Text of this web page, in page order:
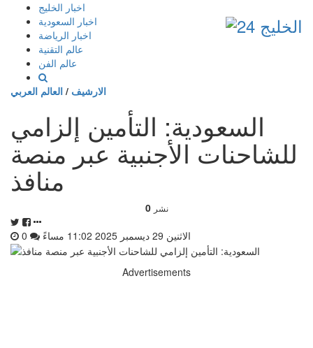
إذهب
المحتوى
اخبار الخليج
اخبار السعودية
اخبار الرياضة
عالم التقنية
عالم الفن
الارشيف / العالم العربي
السعودية: التأمين إلزامي
للشاحنات الأجنبية عبر منصة
منافذ
0 نشر
الاثنين 29 ديسمبر 2025 11:02 مساءً
Advertisements